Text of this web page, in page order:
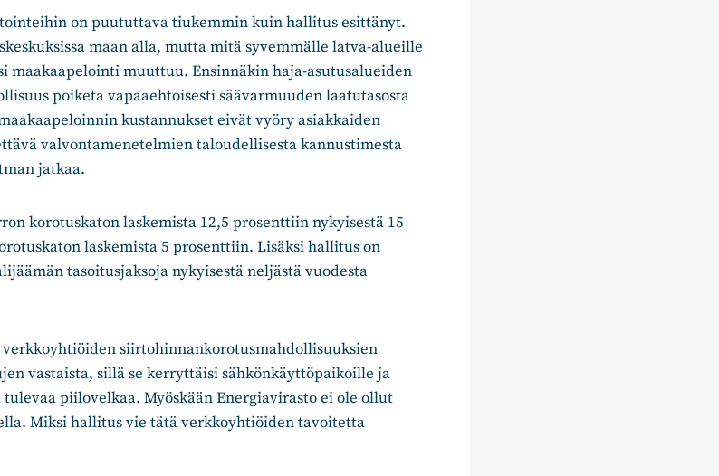
on puututtava tiukemmin kuin hallitus esittänyt.
maan alla, mutta mitä syvemmälle latva-alueille
maakaapelointi muuttuu. Ensinnäkin haja-asutusalueiden
poiketa vapaaehtoisesti säävarmuuden laatutasosta
kustannukset eivät vyöry asiakkaiden
valvontamenetelmien taloudellisesta kannustimesta
jatkaa.
korotuskaton laskemista 12,5 prosenttiin nykyisestä 15
laskemista 5 prosenttiin. Lisäksi hallitus on
tasoitusjaksoja nykyisestä neljästä vuodesta
verkkoyhtiöiden siirtohinnankorotusmahdollisuuksien
vastaista, sillä se kerryttäisi sähkönkäyttöpaikoille ja
piilovelkaa. Myöskään Energiavirasto ei ole ollut
Miksi hallitus vie tätä verkkoyhtiöiden tavoitetta